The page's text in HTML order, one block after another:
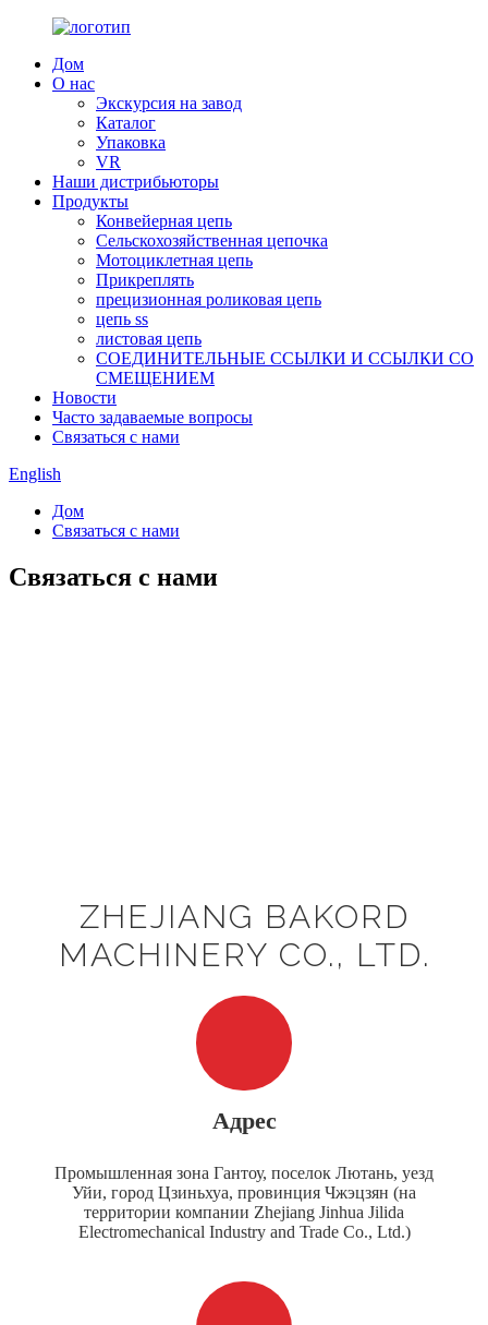
Дом
О нас
Экскурсия на завод
Каталог
Упаковка
VR
Наши дистрибьюторы
Продукты
Конвейерная цепь
Сельскохозяйственная цепочка
Мотоциклетная цепь
Прикреплять
прецизионная роликовая цепь
цепь ss
листовая цепь
СОЕДИНИТЕЛЬНЫЕ ССЫЛКИ И ССЫЛКИ СО
СМЕЩЕНИЕМ
Новости
Часто задаваемые вопросы
Связаться с нами
English
Дом
Связаться с нами
Связаться с нами
ZHEJIANG BAKORD
MACHINERY CO., LTD.
Адрес
Промышленная зона Гантоу, поселок Лютань, уезд
Уйи, город Цзиньхуа, провинция Чжэцзян (на
территории компании Zhejiang Jinhua Jilida
Electromechanical Industry and Trade Co., Ltd.)